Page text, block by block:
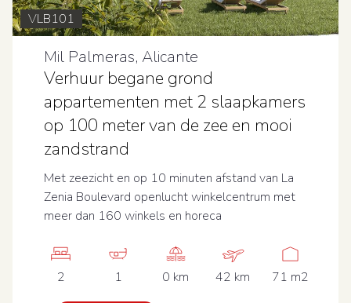
VLB101
Mil Palmeras, Alicante
Verhuur begane grond
appartementen met 2 slaapkamers
op 100 meter van de zee en mooi
zandstrand
Met zeezicht en op 10 minuten afstand van La
Zenia Boulevard openlucht winkelcentrum met
meer dan 160 winkels en horeca
2 1 0 km 42 km 71 m2